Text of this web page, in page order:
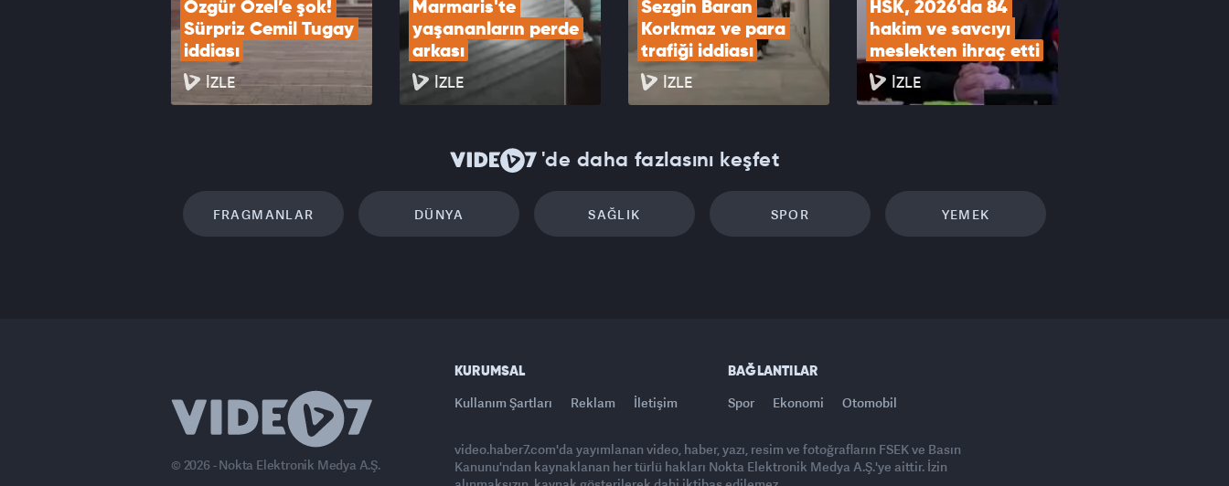
Özgür Özel’e şok!
Sürpriz Cemil Tugay
iddiası
İZLE
Marmaris'te
yaşananların perde
arkası
İZLE
Sezgin Baran
Korkmaz ve para
trafiği iddiası
İZLE
HSK, 2026'da 84
hakim ve savcıyı
meslekten ihraç etti
İZLE
'de daha fazlasını keşfet
FRAGMANLAR DÜNYA SAĞLIK SPOR YEMEK
© 2026 - Nokta Elektronik Medya A.Ş.
KURUMSAL
Kullanım Şartları Reklam İletişim
BAĞLANTILAR
Spor Ekonomi Otomobil
video.haber7.com'da yayımlanan video, haber, yazı, resim ve fotoğrafların FSEK ve Basın
Kanunu'ndan kaynaklanan her türlü hakları Nokta Elektronik Medya A.Ş.'ye aittir. İzin